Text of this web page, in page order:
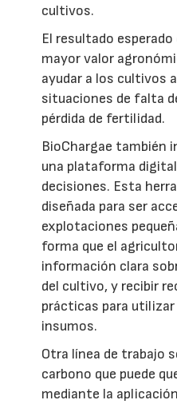
cultivos.
El resultado
mayor valor
ayudar a los cultivos
situaciones de falta
pérdida de fertilidad.
BioChargae también
una plataforma
decisiones. Esta
diseñada para ser
explotaciones
forma que el
información clara
del cultivo, y recibir
prácticas para
insumos.
Otra línea de trabajo
carbono que puede
mediante la